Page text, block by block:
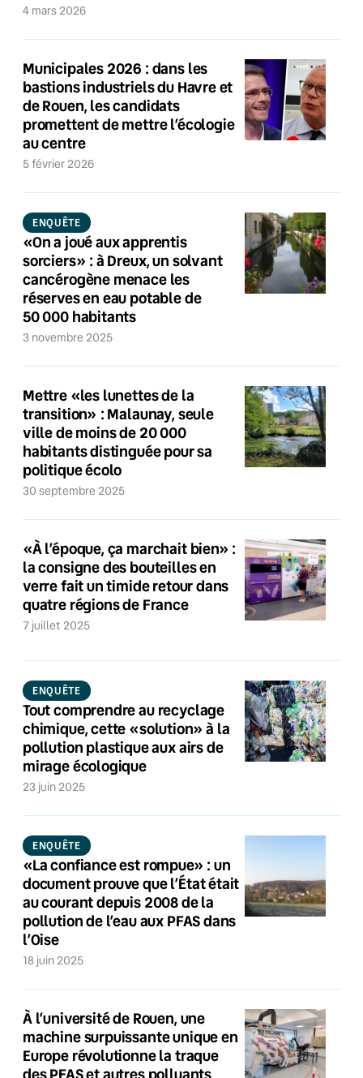
4 mars 2026
Municipales 2026 : dans les
bastions industriels du Havre et
de Rouen, les candidats
promettent de mettre l’écologie
au centre
5 février 2026
ENQUÊTE
«On a joué aux apprentis
sorciers» : à Dreux, un solvant
cancérogène menace les
réserves en eau potable de
50 000 habitants
3 novembre 2025
Mettre «les lunettes de la
transition» : Malaunay, seule
ville de moins de 20 000
habitants distinguée pour sa
politique écolo
30 septembre 2025
«À l’époque, ça marchait bien» :
la consigne des bouteilles en
verre fait un timide retour dans
quatre régions de France
7 juillet 2025
ENQUÊTE
Tout comprendre au recyclage
chimique, cette «solution» à la
pollution plastique aux airs de
mirage écologique
23 juin 2025
ENQUÊTE
«La confiance est rompue» : un
document prouve que l’État était
au courant depuis 2008 de la
pollution de l’eau aux PFAS dans
l’Oise
18 juin 2025
À l’université de Rouen, une
machine surpuissante unique en
Europe révolutionne la traque
des PFAS et autres polluants